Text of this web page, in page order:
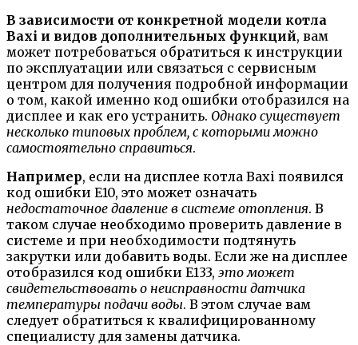
В зависимости от конкретной модели котла
Baxi и видов дополнительных функций, вам
может потребоваться обратиться к инструкции
по эксплуатации или связаться с сервисным
центром для получения подробной информации
о том, какой именно код ошибки отобразился на
дисплее и как его устранить. Однако существует
несколько типовых проблем, с которыми можно
самостоятельно справиться.
Например, если на дисплее котла Baxi появился
код ошибки E10, это может означать
недостаточное давление в системе отопления. В
таком случае необходимо проверить давление в
системе и при необходимости подтянуть
закрутки или добавить воды. Если же на дисплее
отобразился код ошибки E133, это может
свидетельствовать о неисправности датчика
температуры подачи воды. В этом случае вам
следует обратиться к квалифицированному
специалисту для замены датчика.